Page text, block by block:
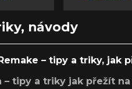
návody
– tipy a triky, jak
– tipy a triky jak přežít